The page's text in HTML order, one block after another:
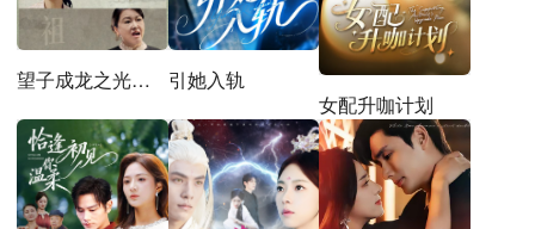
望子成龙之光宗耀祖
引她入轨
女配升咖计划